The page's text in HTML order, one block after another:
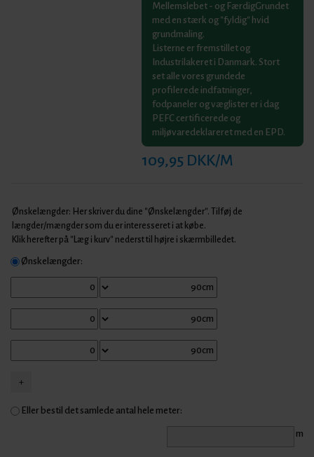
Mellemslebet - og FærdigGrundet
med en stærk og "fyldig" hvid
grundmaling.
Listerne er fremstillet og
Industrilakeret i Danmark. Stort
set alle vores grundede
profilerede indfatninger,
fodpaneler og væglister er i dag
PEFC certificerede og
miljøvaredeklareret med en EPD.
109,95 DKK/M
Ønskelængder: Her skriver du dine "Ønskelængder". Tilføj de
længder/mængder som du er interesseret i at købe.
Klik herefter på "Læg i kurv" nederst til højre i skærmbilledet.
Ønskelængder:
Eller bestil det samlede antal hele meter:
m